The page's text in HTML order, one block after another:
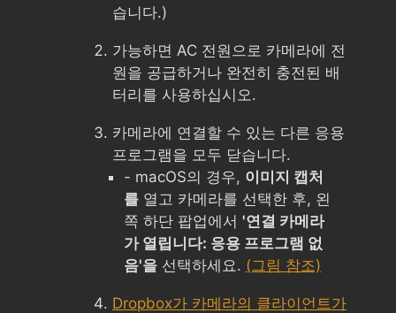
습니다.)
가능하면 AC 전원으로 카메라에 전
원을 공급하거나 완전히 충전된 배
터리를 사용하십시오.
카메라에 연결할 수 있는 다른 응용
프로그램을 모두 닫습니다.
- macOS의 경우, 이미지 캡처
를 열고 카메라를 선택한 후, 왼
쪽 하단 팝업에서 '연결 카메라
가 열립니다: 응용 프로그램 없
음'을 선택하세요. (그림 참조)
Dropbox가 카메라의 클라이언트가